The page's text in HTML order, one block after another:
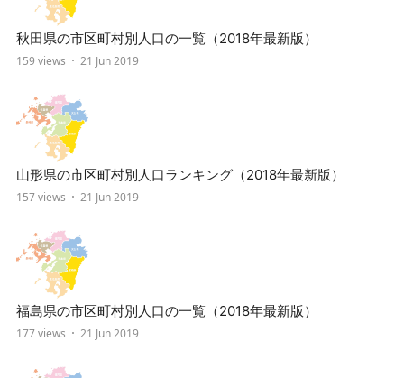
秋田県の市区町村別人口の一覧（2018年最新版）
159 views 21 Jun 2019
山形県の市区町村別人口ランキング（2018年最新版）
157 views 21 Jun 2019
福島県の市区町村別人口の一覧（2018年最新版）
177 views 21 Jun 2019